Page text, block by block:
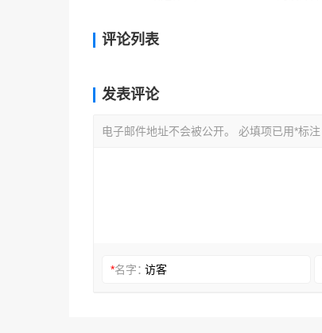
评论列表
发表评论
电子邮件地址不会被公开。 必填项已用*标注
*名字：